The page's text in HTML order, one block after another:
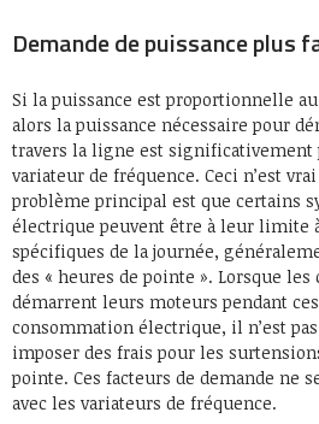
Demande de puissance plus
Si la puissance est proportionnelle
alors la puissance nécessaire pour
travers la ligne est significativement
variateur de fréquence. Ceci n’est
problème principal est que certains
électrique peuvent être à leur limite
spécifiques de la journée,
des « heures de pointe ». Lorsque
démarrent leurs moteurs pendant
consommation électrique, il n’est
imposer des frais pour les
pointe. Ces facteurs de demande ne
avec les variateurs de fréquence.